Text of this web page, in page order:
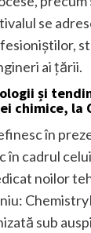
se
ai țării.
și
chimice, la
în
în cadrul
noilor
sub